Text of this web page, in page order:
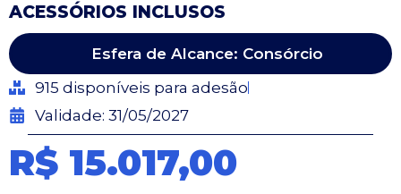
ACESSÓRIOS INCLUSOS
Esfera de Alcance: Consórcio
915 disponíveis para adesão
Validade: 31/05/2027
R$ 15.017,00